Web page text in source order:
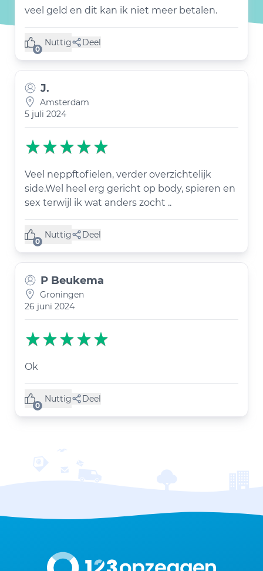
veel geld en dit kan ik niet meer betalen.
0
Nuttig
(0 like) Deel
J.
Amsterdam
5 juli 2024
Veel neppftofielen, verder overzichtelijk
side.Wel heel erg gericht op body, spieren en
sex terwijl ik wat anders zocht ..
0
Nuttig
(0 like) Deel
P Beukema
Groningen
26 juni 2024
Ok
0
Nuttig
(0 like) Deel